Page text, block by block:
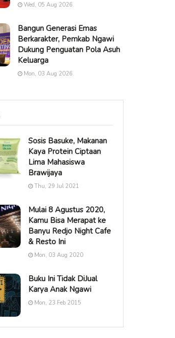
Wed, 05 Aug 2026
Bangun Generasi Emas
Berkarakter, Pemkab Ngawi
Dukung Penguatan Pola Asuh
Keluarga
Mon, 03 Aug 2026
Sosis Basuke, Makanan
Kaya Protein Ciptaan
Lima Mahasiswa
Brawijaya
Thu, 29 Jul 2021
Mulai 8 Agustus 2020,
Kamu Bisa Merapat ke
Banyu Redjo Night Cafe
& Resto Ini
Mon, 03 Aug 2020
Buku Ini Tidak DiJual
Karya Anak Ngawi
Mon, 23 Feb 2015